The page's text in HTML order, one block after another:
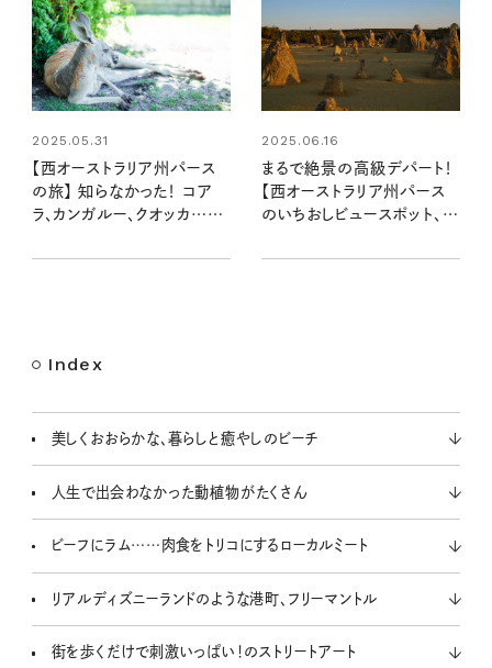
2025.05.31
【西オーストラリア州パース
の旅】 知らなかった！ コア
ラ、カンガルー、クオッカ……
つを求めて（前編）
2025.06.16
まるで絶景の高級デパート！
【西オーストラリア州パース
のいちおしビュースポット、ベ
Index
美しくおおらかな、暮らしと癒やしのビーチ
人生で出会わなかった動植物がたくさん
ビーフにラム……肉食をトリコにするローカルミート
リアルディズニーランドのような港町、フリーマントル
街を歩くだけで刺激いっぱい！のストリートアート